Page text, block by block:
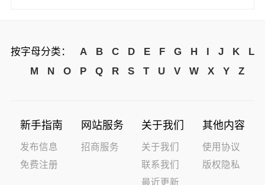
按字母分类： A B C D E F G H I J K
L
M
N O P Q R S T U V W X Y Z
新手指南
发布信息
免费注册
网站服务
招商服务
关于我们
关于我们
联系我们
最近更新
其他内容
使用协议
版权隐私